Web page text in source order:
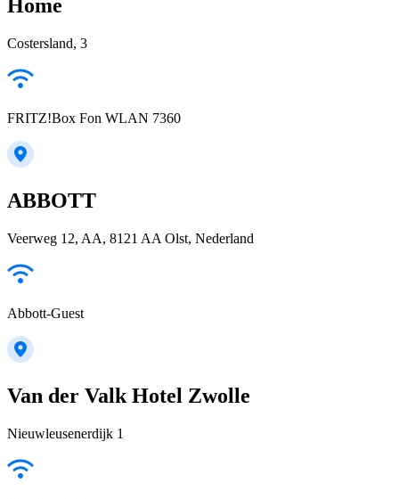
Home
Costersland, 3
FRITZ!Box Fon WLAN 7360
ABBOTT
Veerweg 12, AA, 8121 AA Olst, Nederland
Abbott-Guest
Van der Valk Hotel Zwolle
Nieuwleusenerdijk 1